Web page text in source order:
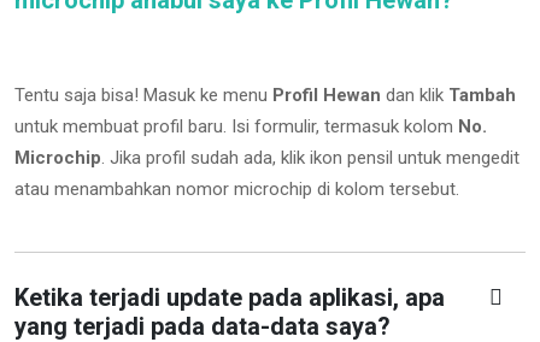
Tentu saja bisa! Masuk ke menu Profil Hewan dan klik Tambah
untuk membuat profil baru. Isi formulir, termasuk kolom No.
Microchip. Jika profil sudah ada, klik ikon pensil untuk mengedit
atau menambahkan nomor microchip di kolom tersebut.
Ketika terjadi update pada aplikasi, apa
yang terjadi pada data-data saya?